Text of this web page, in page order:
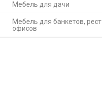
Мебель для дачи
Мебель для банкетов,
офисов